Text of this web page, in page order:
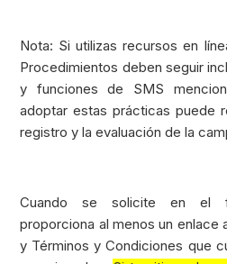
Nota: Si utilizas recursos en
Procedimientos deben seguir
y funciones de SMS
adoptar estas prácticas puede
registro y la evaluación de la
Cuando se solicite en el
proporciona al menos un enlace
y Términos y Condiciones que